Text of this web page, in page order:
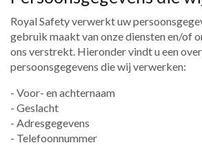
Royal Safety verwerkt uw
gebruik maakt van onze diensten en/of
ons verstrekt. Hieronder vindt u een
persoonsgegevens die wij verwerken:
- Voor- en achternaam
- Geslacht
- Adresgegevens
- Telefoonnummer